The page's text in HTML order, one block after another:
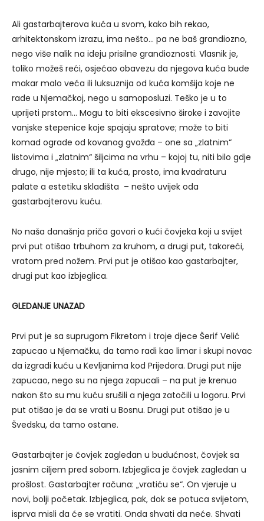
Ali gastarbajterova kuća u svom, kako bih rekao,
arhitektonskom izrazu, ima nešto… pa ne baš grandiozno,
nego više nalik na ideju prisilne grandioznosti. Vlasnik je,
toliko možeš reći, osjećao obavezu da njegova kuća bude
makar malo veća ili luksuznija od kuća komšija koje ne
rade u Njemačkoj, nego u samoposluzi. Teško je u to
uprijeti prstom… Mogu to biti ekscesivno široke i zavojite
vanjske stepenice koje spajaju spratove; može to biti
komad ograde od kovanog gvožđa – one sa „zlatnim“
listovima i „zlatnim“ šiljcima na vrhu – kojoj tu, niti bilo gdje
drugo, nije mjesto; ili ta kuća, prosto, ima kvadraturu
palate a estetiku skladišta – nešto uvijek oda
gastarbajterovu kuću.
No naša današnja priča govori o kući čovjeka koji u svijet
prvi put otišao trbuhom za kruhom, a drugi put, takoreći,
vratom pred nožem. Prvi put je otišao kao gastarbajter,
drugi put kao izbjeglica.
GLEDANJE UNAZAD
Prvi put je sa suprugom Fikretom i troje djece Šerif Velić
zapucao u Njemačku, da tamo radi kao limar i skupi novac
da izgradi kuću u Kevljanima kod Prijedora. Drugi put nije
zapucao, nego su na njega zapucali – na put je krenuo
nakon što su mu kuću srušili a njega zatočili u logoru. Prvi
put otišao je da se vrati u Bosnu. Drugi put otišao je u
Švedsku, da tamo ostane.
Gastarbajter je čovjek zagledan u budućnost, čovjek sa
jasnim ciljem pred sobom. Izbjeglica je čovjek zagledan u
prošlost. Gastarbajter računa: „vratiću se“. On vjeruje u
novi, bolji početak. Izbjeglica, pak, dok se potuca svijetom,
isprva misli da će se vratiti. Onda shvati da neće. Shvati